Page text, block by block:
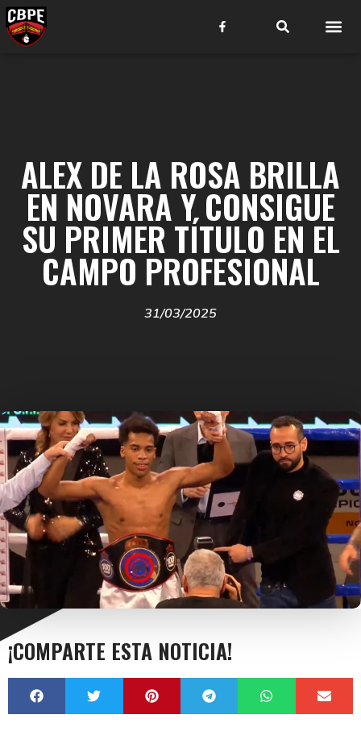
ALEX DE LA ROSA BRILLA
EN NOVARA Y CONSIGUE
SU PRIMER TÍTULO EN EL
CAMPO PROFESIONAL
31/03/2025
¡COMPARTE ESTA NOTICIA!